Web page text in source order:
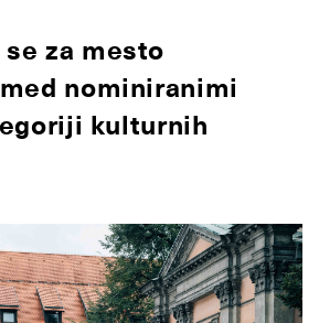
za mesto
nominiranimi
kulturnih